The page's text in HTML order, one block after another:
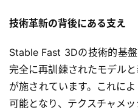
本
A
I
導
入
技術革新の背後にある支え
Stable Fast 3Dの技術的基
完全に再訓練されたモデル
が施されています。これに
可能となり、テクスチャメ